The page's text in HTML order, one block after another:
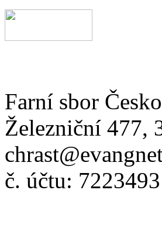
Farní sbor
Železniční 477,
č. účtu: